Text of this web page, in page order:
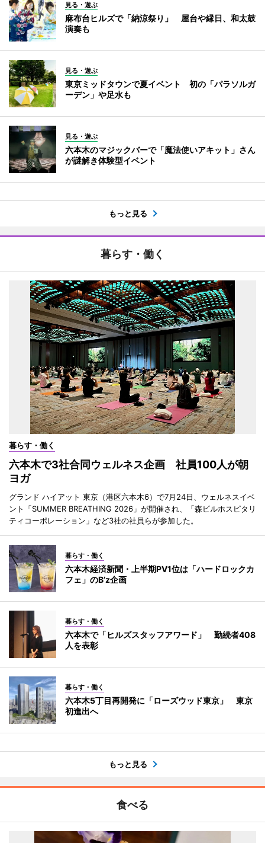
見る・遊ぶ
麻布台ヒルズで「納涼祭り」 屋台や縁日、和太鼓
演奏も
見る・遊ぶ
東京ミッドタウンで夏イベント 初の「パラソルガ
ーデン」や足水も
見る・遊ぶ
六本木のマジックバーで「魔法使いアキット」さん
が謎解き体験型イベント
もっと見る
暮らす・働く
暮らす・働く
六本木で3社合同ウェルネス企画 社員100人が朝
ヨガ
グランド ハイアット 東京（港区六本木6）で7月24日、ウェルネスイベ
ント「SUMMER BREATHING 2026」が開催され、「森ビルホスピタリ
ティコーポレーション」など3社の社員らが参加した。
暮らす・働く
六本木経済新聞・上半期PV1位は「ハードロックカ
フェ」のB’z企画
暮らす・働く
六本木で「ヒルズスタッフアワード」 勤続者408
人を表彰
暮らす・働く
六本木5丁目再開発に「ローズウッド東京」 東京
初進出へ
もっと見る
食べる